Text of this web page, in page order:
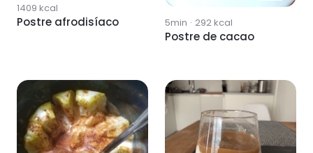
1409 kcal
Postre afrodisíaco 5min · 292kcal
Postre de cacao